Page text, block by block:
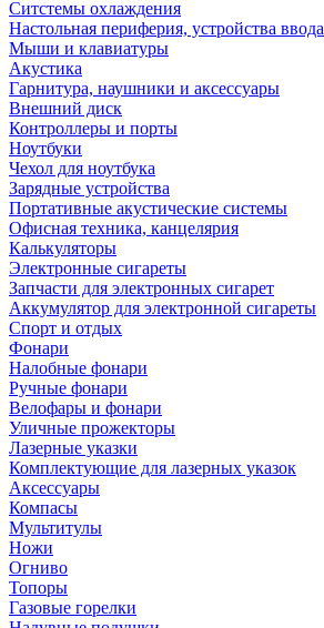
Ситстемы охлаждения
Настольная периферия, устройства ввода
Мыши и клавиатуры
Акустика
Гарнитура, наушники и аксессуары
Внешний диск
Контроллеры и порты
Ноутбуки
Чехол для ноутбука
Зарядные устройства
Портативные акустические системы
Офисная техника, канцелярия
Калькуляторы
Электронные сигареты
Запчасти для электронных сигарет
Аккумулятор для электронной сигареты
Спорт и отдых
Фонари
Налобные фонари
Ручные фонари
Велофары и фонари
Уличные прожекторы
Лазерные указки
Комплектующие для лазерных указок
Аксессуары
Компасы
Мультитулы
Ножи
Огниво
Топоры
Газовые горелки